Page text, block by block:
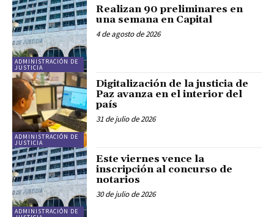
ADMINISTRACIÓN DE
JUSTICIA
Realizan 90 preliminares en
una semana en Capital
4 de agosto de 2026
ADMINISTRACIÓN DE
JUSTICIA
Digitalización de la justicia de
Paz avanza en el interior del
país
31 de julio de 2026
ADMINISTRACIÓN DE
Este viernes vence la
inscripción al concurso de
notarios
30 de julio de 2026